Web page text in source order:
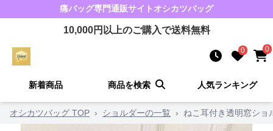
痛バッグ専門通販サイト オシカツバッグ
10,000円以上のご購入で送料無料
0 0
新着商品 商品を検索 人気ランキング
オシカツバッグ TOP › ショルダーの一覧 › ねこ耳付き透明窓ショ